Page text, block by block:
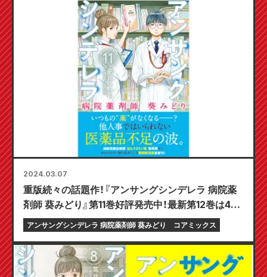
2024.03.07
重版続々の話題作！『アンサングシンデレラ 病院薬
剤師 葵みどり』第11巻好評発売中！最新第12巻は4月
19日発売！
アンサングシンデレラ 病院薬剤師 葵みどり コアミックス